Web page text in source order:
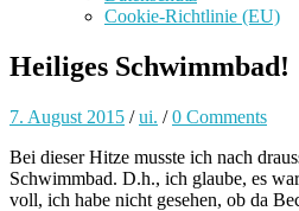
Cookie-Richtlinie (EU)
Heiliges Schwimmbad!
7. August 2015 /ui. /0 Comments
Bei dieser Hitze musste ich nach
Schwimmbad. D.h., ich glaube, es
voll, ich habe nicht gesehen, ob da